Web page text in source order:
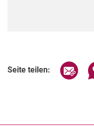
Seite teilen: